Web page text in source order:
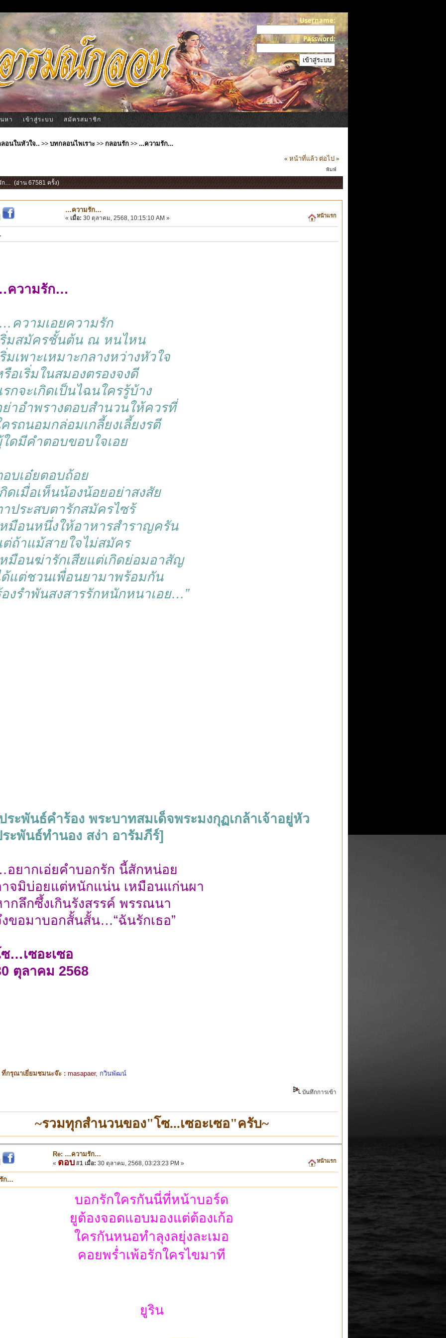
Username:
Password:
หา เข้าสู่ระบบ สมัครสมาชิก
อนในหัวใจ.. >>บทกลอนไพเราะ>>กลอนรัก>>…ความรัก…
« หน้าที่แล้ว ต่อไป »
พิมพ์
… (อ่าน 67581 ครั้ง)
…ความรัก…
« เมื่อ: 30 ตุลาคม, 2568, 10:15:10 AM » หน้าแรก
ความรัก…
ความเอยความรัก
มสมัครชั้นต้น ณ หนไหน
มเพาะเหมาะกลางหว่างหัวใจ
อเริ่มในสมองตรองจงดี
กจะเกิดเป็นไฉนใครรู้บ้าง
าอำพรางตอบสำนวนให้ควรที่
รถนอมกล่อมเกลี้ยงเลี้ยงรตี
ดมีคำตอบขอบใจเอย
บเอ๋ยตอบถ้อย
ดเมื่อเห็นน้องน้อยอย่าสงสัย
ประสบตารักสมัครไซร้
มือนหนึ่งให้อาหารสำราญครัน
ถ้าแม้สายใจไม่สมัคร
มือนฆ่ารักเสียแต่เกิดย่อมอาสัญ
แต่ชวนเพื่อนยามาพร้อมกัน
งรำพันสงสารรักหนักหนาเอย…”
ระพันธ์คำร้อง พระบาทสมเด็จพระมงกุฏเกล้าเจ้าอยู่หัว
ะพันธ์ทำนอง สง่า อารัมภีร์]
ยากเอ่ยคำบอกรัก นี้สักหน่อย
จมิบ่อยแต่หนักแน่น เหมือนแก่นผา
กลึกซึ้งเกินรังสรรค์ พรรณนา
ขอมาบอกสั้นสั้น…“ฉันรักเธอ”
…เซอะเซอ
ตุลาคม 2568
กรุณาเยี่ยมชมนะจ๊ะ : masapaer, กวินพัฒน์
บันทึกการเข้า
~รวมทุกสำนวนของ"โซ...เซอะเซอ"ครับ~
Re: …ความรัก…
« ตอบ #1 เมื่อ: 30 ตุลาคม, 2568, 03:23:23 PM » หน้าแรก
ก…
บอกรักใครกันนี่ที่หน้าบอร์ด
ยูต้องจอดแอบมองแต่ต้องเก้อ
ใครกันหนอทำลุงลยุ่งละเมอ
คอยพร่ำเพ้อรักใครไขมาที
ยูริน